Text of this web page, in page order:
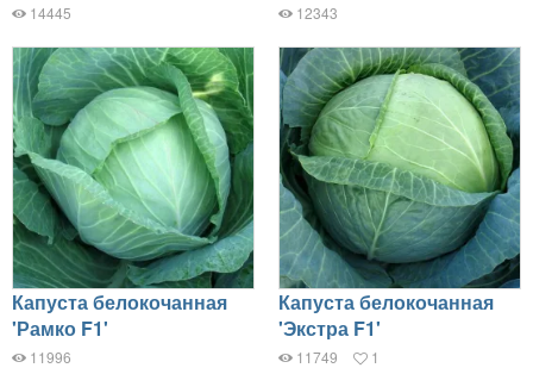
14445 12343
Капуста белокочанная
'Рамко F1'
11996
Капуста белокочанная
'Экстра F1'
11749 1